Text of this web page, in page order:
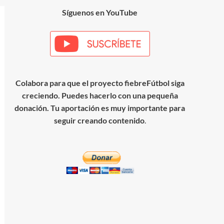
Síguenos en YouTube
Colabora para que el proyecto fiebreFútbol siga
creciendo. Puedes hacerlo con una pequeña
donación. Tu aportación es muy importante para
seguir creando contenido.